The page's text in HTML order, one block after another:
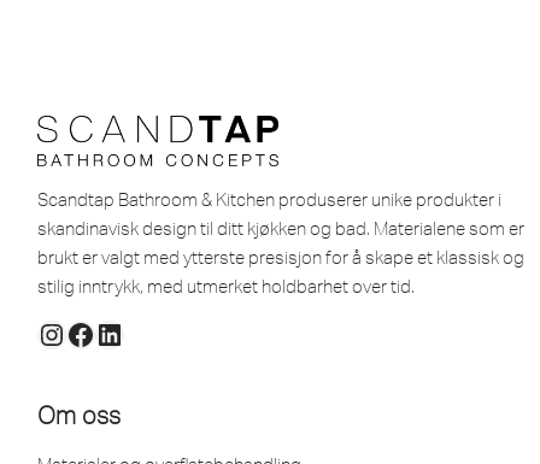
Scandtap Bathroom & Kitchen produserer unike produkter i
skandinavisk design til ditt kjøkken og bad. Materialene som er
brukt er valgt med ytterste presisjon for å skape et klassisk og
stilig inntrykk, med utmerket holdbarhet over tid.
Om oss